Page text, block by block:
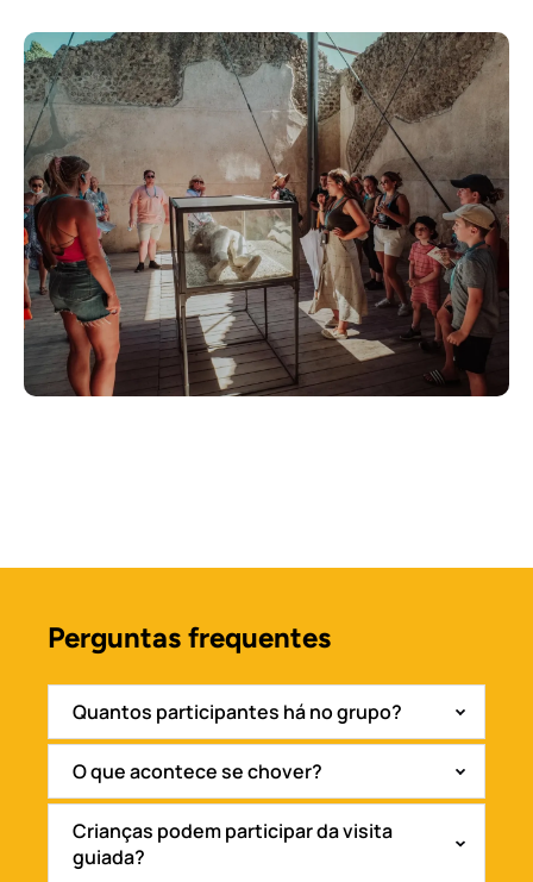
Perguntas frequentes
new
window)
Quantos participantes há no grupo?
O que acontece se chover?
Crianças podem participar da visita
guiada?